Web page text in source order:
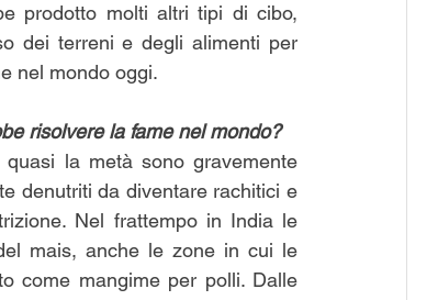
prodotto molti altri tipi di cibo,
dei terreni e degli alimenti per
nel mondo oggi.
risolvere la fame nel mondo?
la metà sono gravemente
denutriti da diventare rachitici e
Nel frattempo in India le
mais, anche le zone in cui le
come mangime per polli. Dalle